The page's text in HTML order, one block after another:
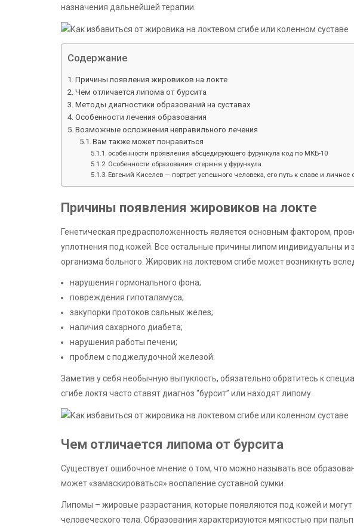
назначения дальнейшей терапии.
Содержание
Причины появления жировиков на локте
Чем отличается липома от бурсита
Методы диагностики образований на суставах
Особенности лечения образования
Возможные осложнения неправильного лечения
Вам также может понравиться
особенности проявления абсцедирующего фурункула код по МКБ-10
Особенности образования стержня у фурункула
Евгений Киселев — портрет успешного человека, его путь к славе и личное
Причины появления жировиков на локте
Генетическая предрасположенность является основным фактором,
уплотнения под кожей. Все остальные причины липом индивидуальны и
организма больного. Жировик на локтевом сгибе может возникнуть
нарушения гормонального фона;
повреждения гипоталамуса;
закупорки протоков сальных желез;
наличия сахарного диабета;
нарушения работы печени;
проблем с поджелудочной железой.
Заметив у себя необычную выпуклость, обязательно обратитесь к
сгибе локтя часто ставят диагноз “бурсит” или находят липому.
Чем отличается липома от бурсита
Существует ошибочное мнение о том, что можно называть все
может «замаскироваться» воспаление суставной сумки.
Липомы – жировые разрастания, которые появляются под кожей и
человеческого тела. Образования характеризуются мягкостью при